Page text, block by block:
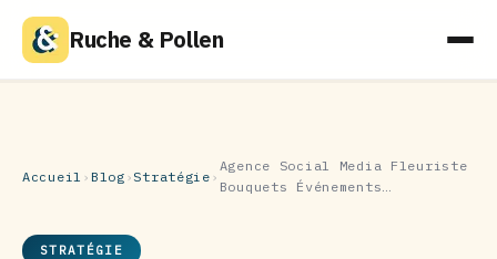
Ruche & Pollen
Accueil › Blog ›Stratégie ›
Agence Social Media Fleuriste
Bouquets Événements…
STRATÉGIE